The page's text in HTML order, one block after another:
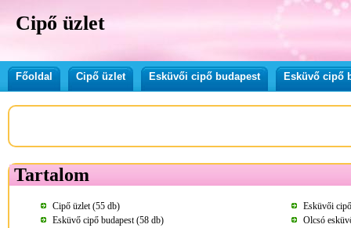
Cipő üzlet
Főoldal Cipő üzlet Esküvői cipő budapest Esküvő cipő
Tartalom
Cipő üzlet (55 db)
Esküvői
Esküvő cipő budapest (58 db)
Olcsó